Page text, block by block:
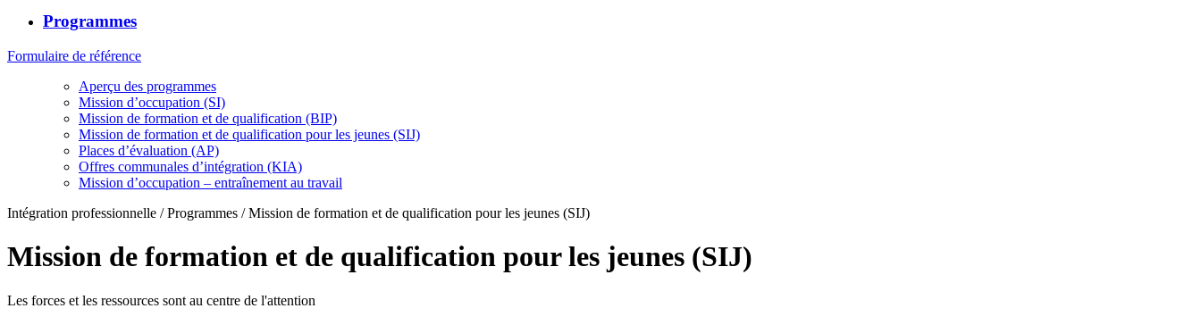
Programmes
Formulaire de référence
Aperçu des programmes
Mission d’occupation (SI)
Mission de formation et de qualification (BIP)
Mission de formation et de qualification pour les jeunes (SIJ)
Places d’évaluation (AP)
Offres communales d’intégration (KIA)
Mission d’occupation – entraînement au travail
Intégration professionnelle / Programmes / Mission de formation et de qualification pour les jeunes (SIJ)
Mission de formation et de qualification pour les jeunes (SIJ)
Les forces et les ressources sont au centre de l'attention